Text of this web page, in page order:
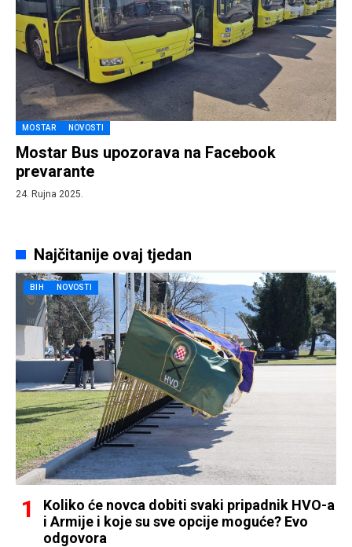
MOSTAR NOVOSTI
Mostar Bus upozorava na Facebook
prevarante
24. Rujna 2025.
Najčitanije ovaj tjedan
BIH NOVOSTI
Koliko će novca dobiti svaki pripadnik HVO-a
i Armije i koje su sve opcije moguće? Evo
odgovora